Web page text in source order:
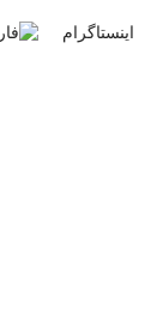
اینستاگرام